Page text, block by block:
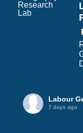
Labour
7 days ago